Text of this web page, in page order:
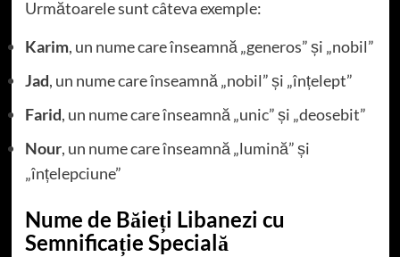
Următoarele sunt câteva exemple:
Karim, un nume care înseamnă „generos” și „nobil”
Jad, un nume care înseamnă „nobil” și „înțelept”
Farid, un nume care înseamnă „unic” și „deosebit”
Nour, un nume care înseamnă „lumină” și
„înțelepciune”
Nume de Băieți Libanezi cu
Semnificație Specială